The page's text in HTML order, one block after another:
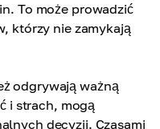
To może prowadzić
którzy nie zamykają
odgrywają ważną
i strach, mogą
decyzji. Czasami